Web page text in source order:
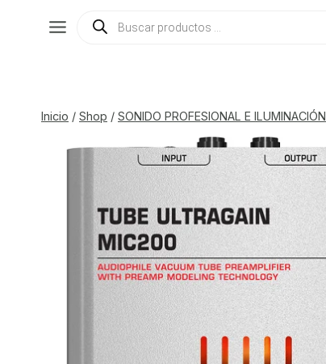
Búsqueda
Inicio / Shop / SONIDO PROFESIONAL E ILUMINACIÓN